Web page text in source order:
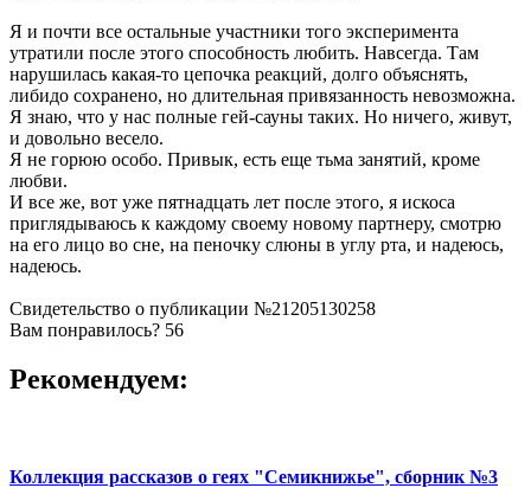
Я и почти все остальные участники того эксперимента
утратили после этого способность любить. Навсегда. Там
нарушилась какая-то цепочка реакций, долго объяснять,
либидо сохранено, но длительная привязанность невозможна.
Я знаю, что у нас полные гей-сауны таких. Но ничего, живут,
и довольно весело.
Я не горюю особо. Привык, есть еще тьма занятий, кроме
любви.
И все же, вот уже пятнадцать лет после этого, я искоса
приглядываюсь к каждому своему новому партнеру, смотрю
на его лицо во сне, на пеночку слюны в углу рта, и надеюсь,
надеюсь.
Свидетельство о публикации №21205130258
Вам понравилось? 56
Рекомендуем:
Коллекция рассказов о геях "Семикнижье", сборник №3